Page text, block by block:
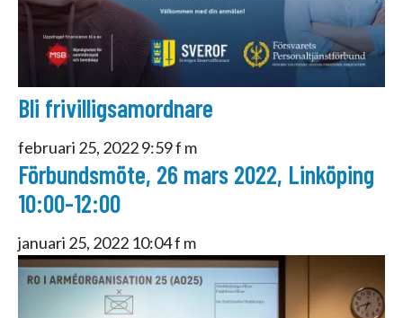
Bli frivilligsamordnare
februari 25, 2022 9:59 f m
Förbundsmöte, 26 mars 2022, Linköping
10:00-12:00
januari 25, 2022 10:04 f m